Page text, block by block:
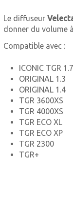
Le diffuseur
donner du volume
Compatible avec :
ICONIC TGR
ORIGINAL 1.3
ORIGINAL 1.4
TGR 3600XS
TGR 4000XS
TGR ECO XL
TGR ECO XP
TGR 2300
TGR+